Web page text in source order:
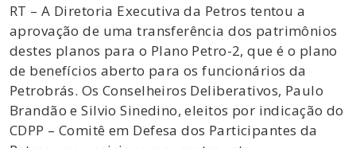
RT – A Diretoria Executiva da Petros tentou a
aprovação de uma transferência dos patrimônios
destes planos para o Plano Petro-2, que é o plano
de benefícios aberto para os funcionários da
Petrobrás. Os Conselheiros Deliberativos, Paulo
Brandão e Silvio Sinedino, eleitos por indicação do
CDPP – Comitê em Defesa dos Participantes da